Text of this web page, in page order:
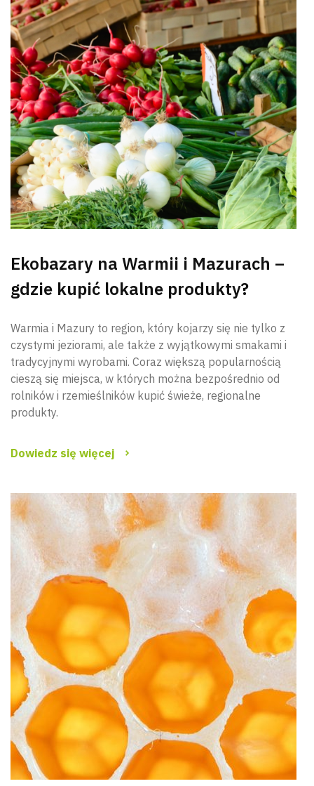
Ekobazary na Warmii i Mazurach –
gdzie kupić lokalne produkty?
Warmia i Mazury to region, który kojarzy się nie tylko z
czystymi jeziorami, ale także z wyjątkowymi smakami i
tradycyjnymi wyrobami. Coraz większą popularnością
cieszą się miejsca, w których można bezpośrednio od
rolników i rzemieślników kupić świeże, regionalne
produkty.
Dowiedz się więcej